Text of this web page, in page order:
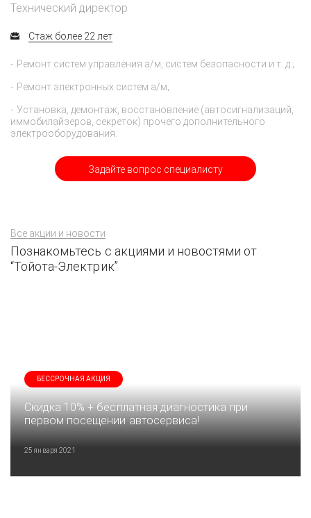
Задайте вопрос специалисту
Технический директор
Стаж более 22 лет
Ремонт систем управления а/м, систем безопасности и т. д.;
Ремонт электронных систем а/м;
Установка, демонтаж, восстановление (автосигнализаций,
иммобилайзеров, секреток) прочего дополнительного
электрооборудования.
Все акции и новости
Познакомьтесь с акциями и новостями от
“Тойота-Электрик”
БЕССРОЧНАЯ АКЦИЯ
Скидка 10% + бесплатная диагностика при
первом посещении автосервиса!
25 января 2021